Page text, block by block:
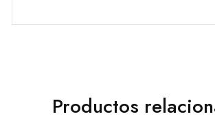
Productos